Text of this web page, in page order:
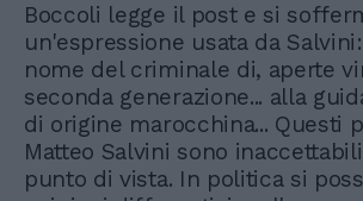
Boccoli legge il post e si
un'espressione usata da
nome del criminale di, aperte
seconda generazione... alla
di origine marocchina... Questi
Matteo Salvini sono
punto di vista. In politica si